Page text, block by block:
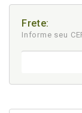
Frete:
Informe seu